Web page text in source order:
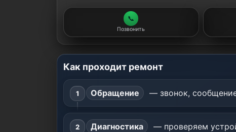
📞
Позвонить
Как проходит ремонт
Обращение — звонок,
Диагностика — проверяем